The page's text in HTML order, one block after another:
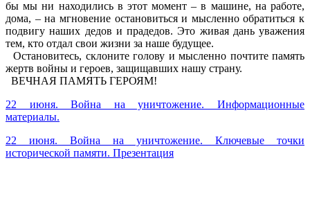
бы мы ни находились в этот момент – в машине, на работе,
дома, – на мгновение остановиться и мысленно обратиться к
подвигу наших дедов и прадедов. Это живая дань уважения
тем, кто отдал свои жизни за наше будущее.
Остановитесь, склоните голову и мысленно почтите память
жертв войны и героев, защищавших нашу страну.
ВЕЧНАЯ ПАМЯТЬ ГЕРОЯМ!
22 июня. Война на уничтожение. Информационные
материалы.
22 июня. Война на уничтожение. Ключевые точки
исторической памяти. Презентация